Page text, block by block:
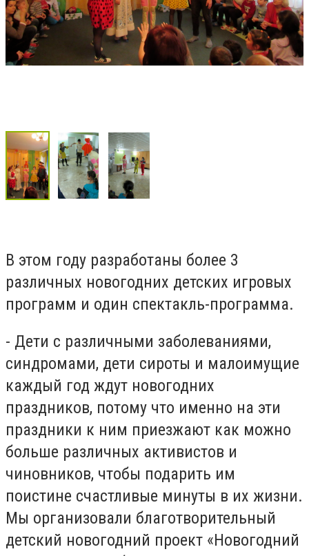
В этом году разработаны более 3
различных новогодних детских игровых
программ и один спектакль-программа.
- Дети с различными заболеваниями,
синдромами, дети сироты и малоимущие
каждый год ждут новогодних
праздников, потому что именно на эти
праздники к ним приезжают как можно
больше различных активистов и
чиновников, чтобы подарить им
поистине счастливые минуты в их жизни.
Мы организовали благотворительный
детский новогодний проект «Новогодний